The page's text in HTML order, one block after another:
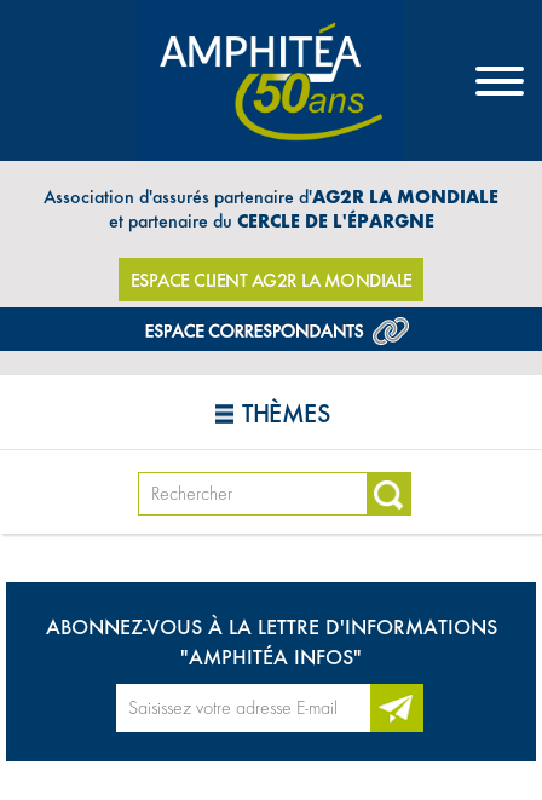
Association d'assurés partenaire d'AG2R LA MONDIALE
et partenaire du CERCLE DE L'ÉPARGNE
ESPACE CLIENT AG2R LA MONDIALE
THÈMES
ABONNEZ-VOUS À LA LETTRE D'INFORMATIONS
"AMPHITÉA INFOS"